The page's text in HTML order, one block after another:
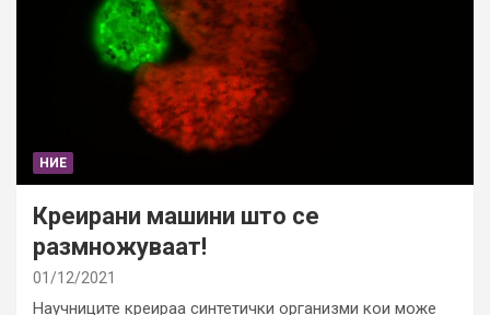
НИЕ
Креирани машини што се
размножуваат!
01/12/2021
Научниците креираа синтетички организми кои може